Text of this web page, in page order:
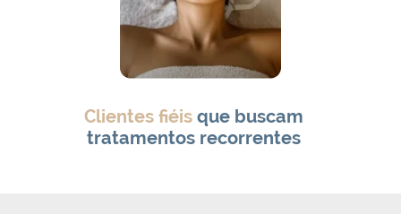
Clientes fiéisque buscam
tratamentos recorrentes